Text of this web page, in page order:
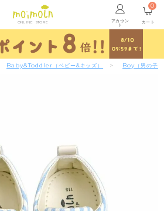
ONLINE STORE アカウン
ト カート
0
Baby&Toddler （ベビー&キッズ） Boy （男の子）